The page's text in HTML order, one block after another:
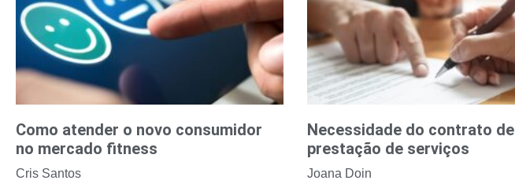
Como atender o novo consumidor
no mercado fitness
Cris Santos
Necessidade do contrato de
prestação de serviços
Joana Doin